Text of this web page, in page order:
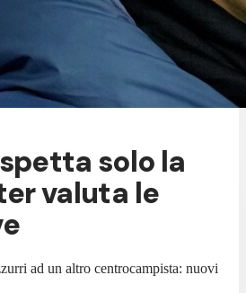
solo la
valuta le
ad un altro centrocampista: nuovi